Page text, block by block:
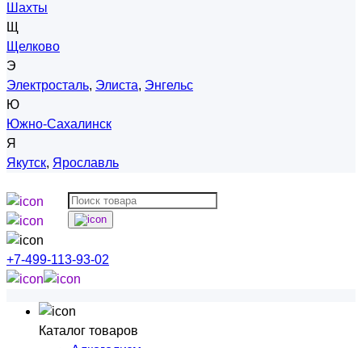
Шахты
Щ
Щелково
Э
Электросталь, Элиста, Энгельс
Ю
Южно-Сахалинск
Я
Якутск, Ярославль
+7-499-113-93-02
Каталог товаров